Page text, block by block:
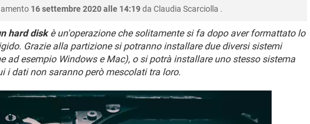
16 settembre 2020 alle 14:19da Claudia Scarciolla .
hard diskè un'operazione che solitamente si fa dopo aver formattato lo
Grazie alla partizione si potranno installare due diversi sistemi
ad esempio Windows e Mac), o si potrà installare uno stesso sistema
i dati non saranno però mescolati tra loro.